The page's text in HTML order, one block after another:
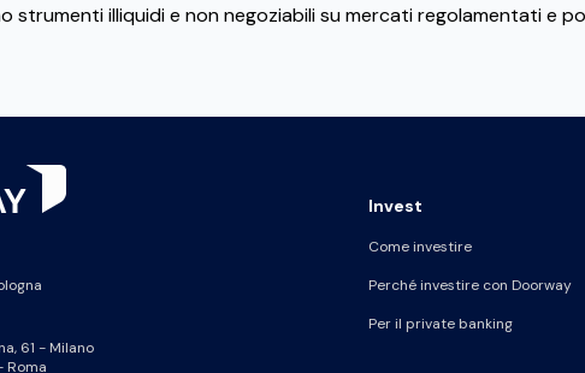
strumenti illiquidi e non negoziabili su mercati regolamentati e
61 - Milano
Roma
Invest
Come investire
Perché investire con Doorway
Per il private banking